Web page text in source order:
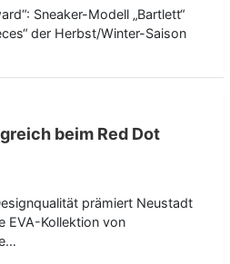
Sneaker-Modell „Bartlett“
der Herbst/Winter-Saison
beim Red Dot
prämiert Neustadt
EVA-Kollektion von